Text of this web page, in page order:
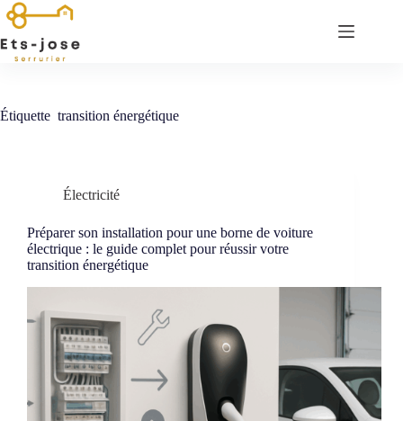
Passer
au
contenu
Étiquette transition énergétique
Électricité
Préparer son installation pour une borne de voiture
électrique : le guide complet pour réussir votre
transition énergétique